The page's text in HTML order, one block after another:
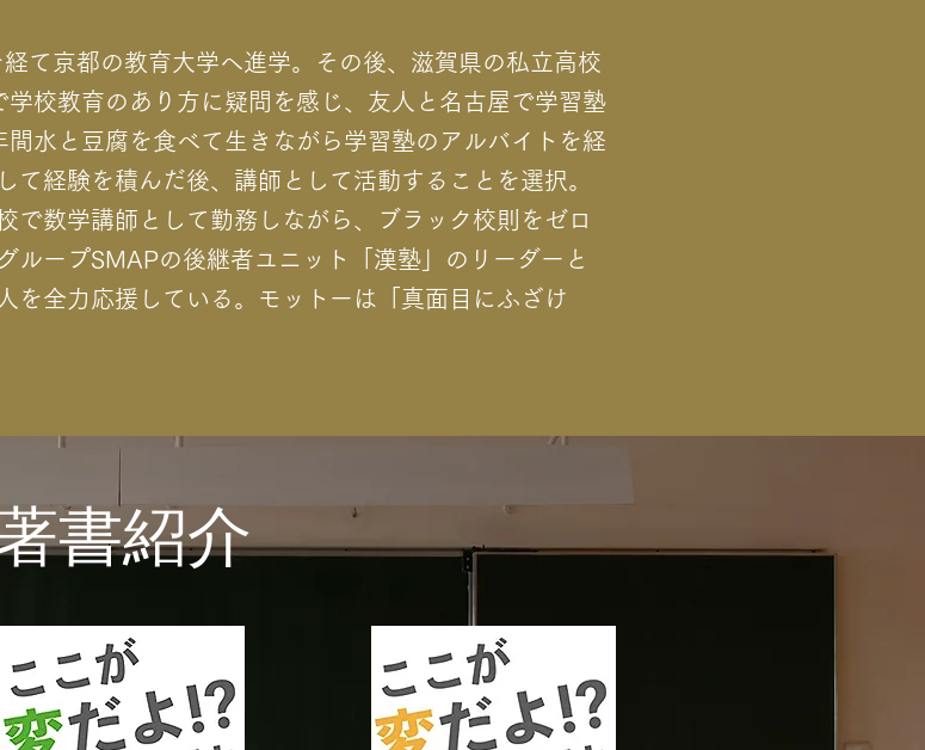
て京都の教育大学へ進学。その後、滋賀県の私立高校
校教育のあり方に疑問を感じ、友人と名古屋で学習塾
水と豆腐を食べて生きながら学習塾のアルバイトを経
て経験を積んだ後、講師として活動することを選択。
で数学講師として勤務しながら、ブラック校則をゼロ
ループSMAPの後継者ユニット「漢塾」のリーダーと
を全力応援している。モットーは「真面目にふざけ
書紹介